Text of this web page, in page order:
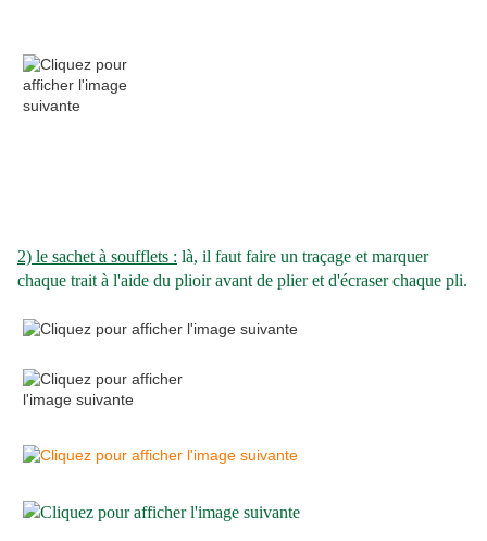
2) le sachet à soufflets : là, il faut faire un traçage et marquer
chaque trait à l'aide du plioir avant de plier et d'écraser chaque pli.